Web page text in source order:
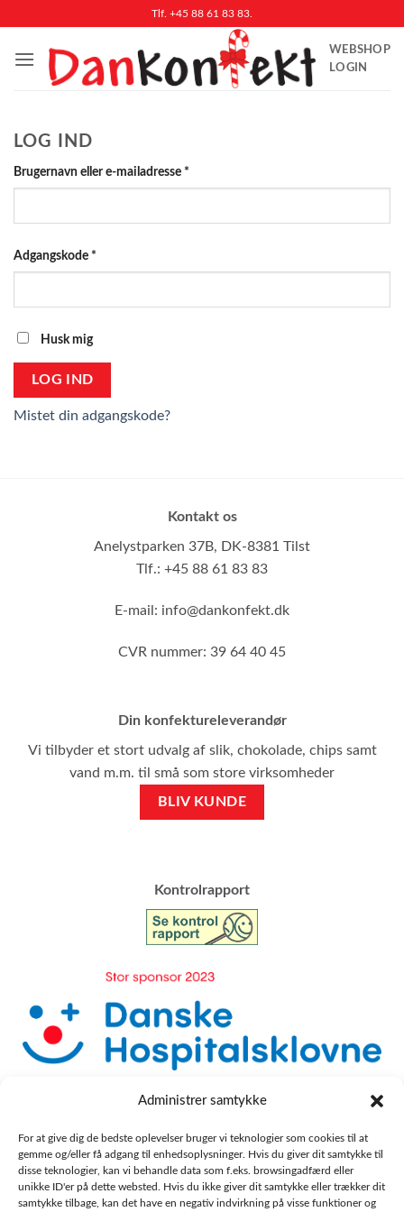
Administrer samtykke
For at give dig de bedste oplevelser bruger vi teknologier som cookies til at
gemme og/eller få adgang til enhedsoplysninger. Hvis du giver dit samtykke til
disse teknologier, kan vi behandle data som f.eks. browsingadfærd eller
unikke ID'er på dette websted. Hvis du ikke giver dit samtykke eller trækker dit
samtykke tilbage, kan det have en negativ indvirkning på visse funktioner og
indhold
Tlf. +45 88 61 83 83.
WEBSHOP
LOGIN
LOG IND
Brugernavn eller e-mailadresse *
Adgangskode *
Husk mig
LOG IND
Mistet din adgangskode?
Kontakt os
Anelystparken 37B, DK-8381 Tilst
Tlf.: +45 88 61 83 83
E-mail: info@dankonfekt.dk
CVR nummer: 39 64 40 45
Din konfektureleverandør
Vi tilbyder et stort udvalg af slik, chokolade, chips samt
vand m.m. til små som store virksomheder
BLIV KUNDE
​Kontrolrapport